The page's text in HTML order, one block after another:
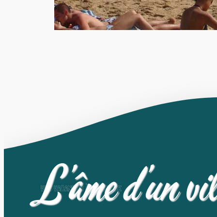
VOS VACANCES À LA GRISSE
L’âme d’un